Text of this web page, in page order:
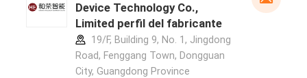
Device Technology Co.,
Limited perfil del fabricante
19/F, Building 9, No. 1, Jingdong
Road, Fenggang Town, Dongguan
City, Guangdong Province